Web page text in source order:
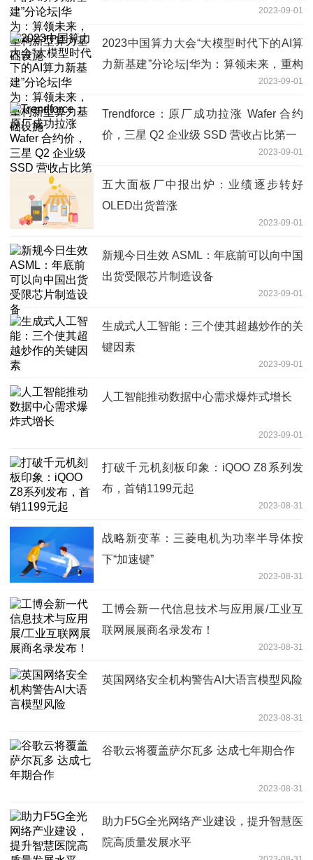
2023-09-01
2023中国算力大会“大模型时代下的AI算
力新基建”分论坛|华为：算领未来，重构
2023-09-01
Trendforce：原厂成功拉涨 Wafer 合约
价，三星 Q2 企业级 SSD 营收占比第一
2023-09-01
五大面板厂中报出炉：业绩逐步转好
OLED出货普涨
2023-09-01
新规今日生效 ASML：年底前可以向中国
出货受限芯片制造设备
2023-09-01
生成式人工智能：三个使其超越炒作的关
键因素
2023-09-01
人工智能推动数据中心需求爆炸式增长
2023-09-01
打破千元机刻板印象：iQOO Z8系列发
布，首销1199元起
2023-08-31
战略新变革：三菱电机为功率半导体按
下“加速键”
2023-08-31
工博会新一代信息技术与应用展/工业互
联网展展商名录发布！
2023-08-31
英国网络安全机构警告AI大语言模型风险
2023-08-31
谷歌云将覆盖萨尔瓦多 达成七年期合作
2023-08-31
助力F5G全光网络产业建设，提升智慧医
院高质量发展水平